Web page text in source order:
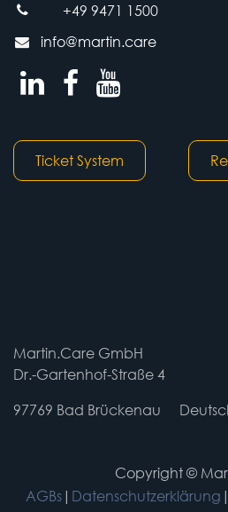
+49 9471 1500
info@martin.care
Ticket System
Martin.Care GmbH
Dr.-Gartenhof-Straße 4
97769 Bad Brückenau
Copyright ©
AGBs| Datenschutzerklärung |